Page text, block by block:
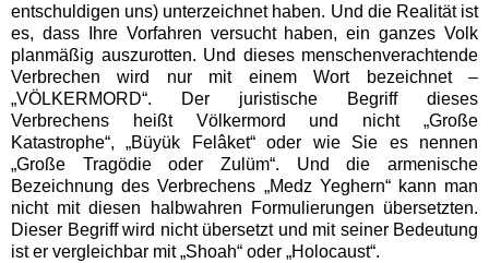
entschuldigen uns) unterzeichnet haben. Und die Realität ist
es, dass Ihre Vorfahren versucht haben, ein ganzes Volk
planmäßig auszurotten. Und dieses menschenverachtende
Verbrechen wird nur mit einem Wort bezeichnet –
„VÖLKERMORD“. Der juristische Begriff dieses
Verbrechens heißt Völkermord und nicht „Große
Katastrophe“, „Büyük Felâket“ oder wie Sie es nennen
„Große Tragödie oder Zulüm“. Und die armenische
Bezeichnung des Verbrechens „Medz Yeghern“ kann man
nicht mit diesen halbwahren Formulierungen übersetzten.
Dieser Begriff wird nicht übersetzt und mit seiner Bedeutung
ist er vergleichbar mit „Shoah“ oder „Holocaust“.